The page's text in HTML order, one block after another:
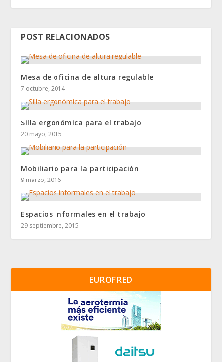
POST RELACIONADOS
Mesa de oficina de altura regulable
7 octubre, 2014
Silla ergonómica para el trabajo
20 mayo, 2015
Mobiliario para la participación
9 marzo, 2016
Espacios informales en el trabajo
29 septiembre, 2015
EUROFRED